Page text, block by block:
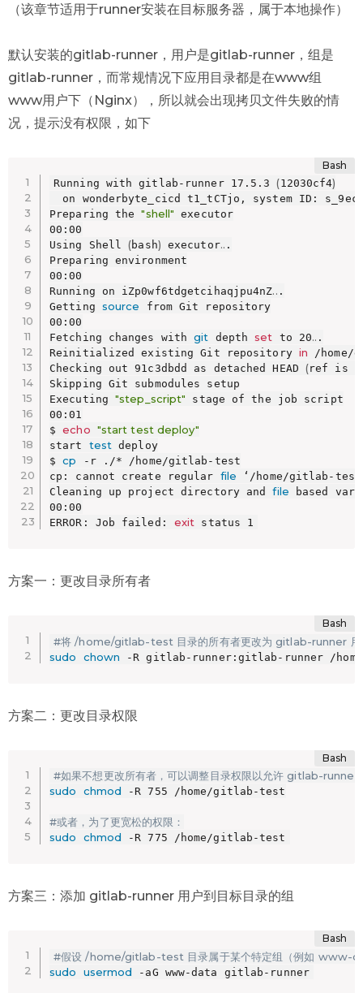
（该章节适用于runner安装在目标服务器，属于本地操作）
默认安装的gitlab-runner，用户是gitlab-runner，组是
gitlab-runner，而常规情况下应用目录都是在www组
www用户下（Nginx），所以就会出现拷贝文件失败的情
况，提示没有权限，如下
Running with gitlab-runner 17.5.3 (12030cf4)
on wonderbyte_cicd t1_tCTjo, system ID:
Preparing the "shell" executor
00:00
Using Shell (bash) executor.. .
Preparing environment
00:00
Running on iZp0wf6tdgetcihaqjpu4nZ.. .
Getting source from Git repository
00:00
Fetching changes with git depth set to 20.. .
Reinitialized existing Git repository in /
Checking out 91c3dbdd as detached HEAD (ref is
Skipping Git submodules setup
Executing "step_script" stage of the job script
00:01
$ echo "start test deploy"
start test deploy
$ cp -r ./* /home/gitlab-test
cp: cannot create regular file ‘/home/gitlab-test/
Cleaning up project directory and file based
00:00
ERROR: Job failed: exit status 1
方案一：更改目录所有者
#将 /home/gitlab-test 目录的所有者更改为 gitlab-runner 用
sudo
chown -R gitlab-runner:gitlab-runner /
方案二：更改目录权限
#如果不想更改所有者，可以调整目录权限以允许 gitlab-runner
sudo
chmod -R 755 /home/gitlab-test
#或者，为了更宽松的权限：
sudo
chmod -R 775 /home/gitlab-test
方案三：添加 gitlab-runner 用户到目标目录的组
#假设 /home/gitlab-test 目录属于某个特定组（例如 www-
sudo
usermod -aG www-data gitlab-runner